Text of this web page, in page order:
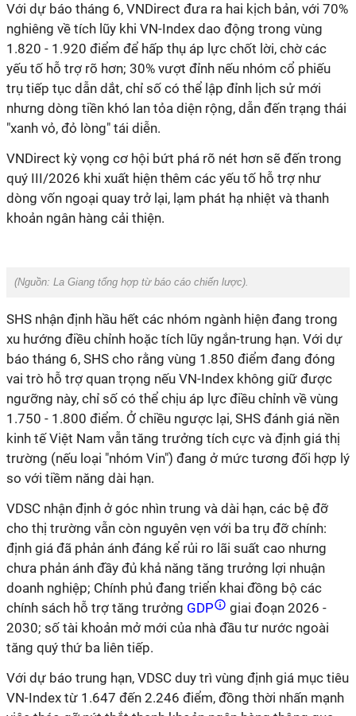
Với dự báo tháng 6, VNDirect đưa ra hai kịch bản, với 70%
nghiêng về tích lũy khi VN-Index dao động trong vùng
1.820 - 1.920 điểm để hấp thụ áp lực chốt lời, chờ các
yếu tố hỗ trợ rõ hơn; 30% vượt đỉnh nếu nhóm cổ phiếu
trụ tiếp tục dẫn dắt, chỉ số có thể lập đỉnh lịch sử mới
nhưng dòng tiền khó lan tỏa diện rộng, dẫn đến trạng thái
"xanh vỏ, đỏ lòng" tái diễn.
VNDirect kỳ vọng cơ hội bứt phá rõ nét hơn sẽ đến trong
quý III/2026 khi xuất hiện thêm các yếu tố hỗ trợ như
dòng vốn ngoại quay trở lại, lạm phát hạ nhiệt và thanh
khoản ngân hàng cải thiện.
(Nguồn: La Giang tổng hợp từ báo cáo chiến lược).
SHS nhận định hầu hết các nhóm ngành hiện đang trong
xu hướng điều chỉnh hoặc tích lũy ngắn-trung hạn. Với dự
báo tháng 6, SHS cho rằng vùng 1.850 điểm đang đóng
vai trò hỗ trợ quan trọng nếu VN-Index không giữ được
ngưỡng này, chỉ số có thể chịu áp lực điều chỉnh về vùng
1.750 - 1.800 điểm. Ở chiều ngược lại, SHS đánh giá nền
kinh tế Việt Nam vẫn tăng trưởng tích cực và định giá thị
trường (nếu loại "nhóm Vin") đang ở mức tương đối hợp lý
so với tiềm năng dài hạn.
VDSC nhận định ở góc nhìn trung và dài hạn, các bệ đỡ
cho thị trường vẫn còn nguyên vẹn với ba trụ đỡ chính:
định giá đã phản ánh đáng kể rủi ro lãi suất cao nhưng
chưa phản ánh đầy đủ khả năng tăng trưởng lợi nhuận
doanh nghiệp; Chính phủ đang triển khai đồng bộ các
chính sách hỗ trợ tăng trưởng GDP
giai đoạn 2026 -
2030; số tài khoản mở mới của nhà đầu tư nước ngoài
tăng quý thứ ba liên tiếp.
Với dự báo trung hạn, VDSC duy trì vùng định giá mục tiêu
VN-Index từ 1.647 đến 2.246 điểm, đồng thời nhấn mạnh